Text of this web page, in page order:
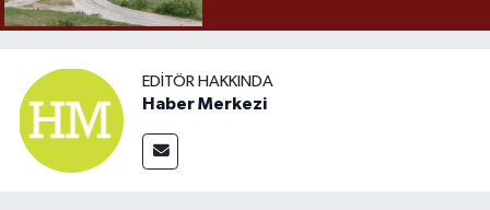
EDITÖR HAKKINDA
Haber Merkezi